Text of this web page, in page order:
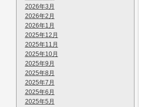
2026年3月
2026年2月
2026年1月
2025年12月
2025年11月
2025年10月
2025年9月
2025年8月
2025年7月
2025年6月
2025年5月